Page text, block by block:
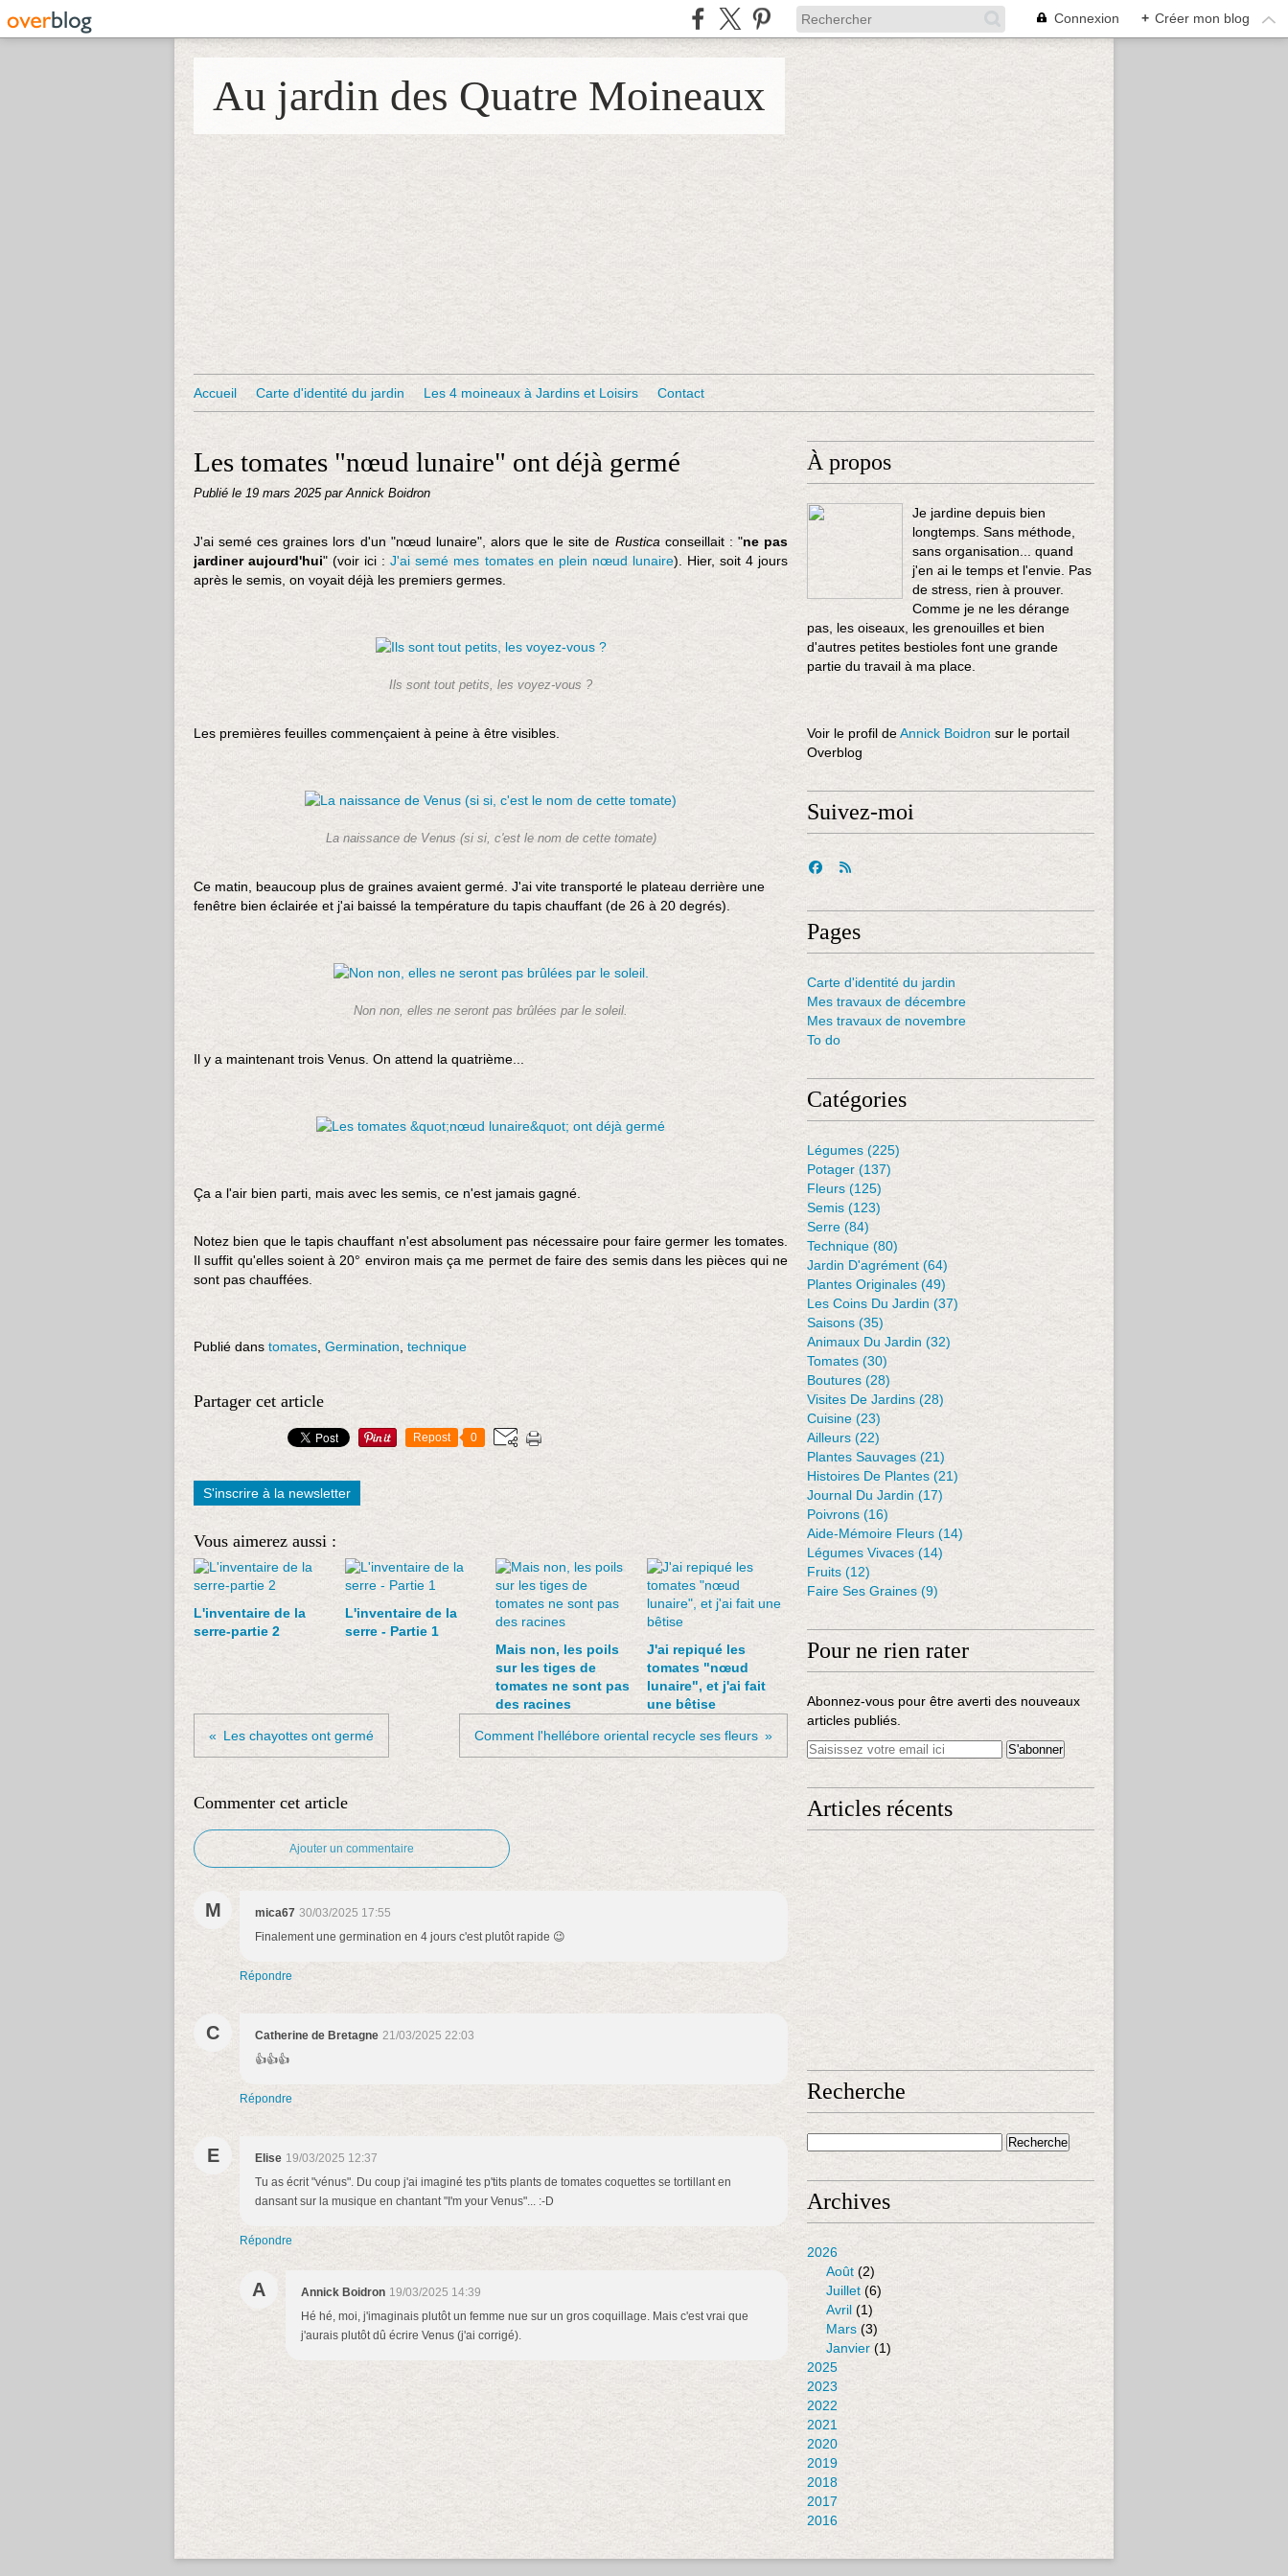
Connexion + Créer mon blog
Au jardin des Quatre Moineaux
Accueil Carte d'identité du jardin Les 4 moineaux à Jardins et Loisirs Contact
Les tomates "nœud lunaire" ont déjà germé
Publié le 19 mars 2025 par Annick Boidron
J'ai semé ces graines lors d'un "nœud lunaire", alors que le site de Rustica conseillait : "ne pas
jardiner aujourd'hui" (voir ici :J'ai semé mes tomates en plein nœud lunaire). Hier, soit 4 jours
après le semis, on voyait déjà les premiers germes.
Ils sont tout petits, les voyez-vous ?
Les premières feuilles commençaient à peine à être visibles.
La naissance de Venus (si si, c'est le nom de cette tomate)
Ce matin, beaucoup plus de graines avaient germé. J'ai vite transporté le plateau derrière une
fenêtre bien éclairée et j'ai baissé la température du tapis chauffant (de 26 à 20 degrés).
Non non, elles ne seront pas brûlées par le soleil.
Il y a maintenant trois Venus. On attend la quatrième...
Ça a l'air bien parti, mais avec les semis, ce n'est jamais gagné.
Notez bien que le tapis chauffant n'est absolument pas nécessaire pour faire germer les tomates.
Il suffit qu'elles soient à 20° environ mais ça me permet de faire des semis dans les pièces qui ne
sont pas chauffées.
Publié dans tomates Germination technique
Partager cet article
Repost 0
S'inscrire à la newsletter
Vous aimerez aussi :
L'inventaire de la
serre-partie 2
L'inventaire de la
serre - Partie 1
Mais non, les poils
sur les tiges de
tomates ne sont pas
des racines
J'ai repiqué les
tomates "nœud
lunaire", et j'ai fait
une bêtise
Les chayottes ont germé Comment l'hellébore oriental recycle ses fleurs
Commenter cet article
Ajouter un commentaire
M mica67 30/03/2025 17:55
Finalement une germination en 4 jours c'est plutôt rapide 😉
Répondre
C Catherine de Bretagne 21/03/2025 22:03
👍👍👍
Répondre
E Elise 19/03/2025 12:37
Tu as écrit "vénus". Du coup j'ai imaginé tes p'tits plants de tomates coquettes se tortillant en
dansant sur la musique en chantant "I'm your Venus"... :-D
Répondre
A Annick Boidron 19/03/2025 14:39
Hé hé, moi, j'imaginais plutôt un femme nue sur un gros coquillage. Mais c'est vrai que
j'aurais plutôt dû écrire Venus (j'ai corrigé).
À propos
Je jardine depuis bien
longtemps. Sans méthode,
sans organisation... quand
j'en ai le temps et l'envie. Pas
de stress, rien à prouver.
Comme je ne les dérange
pas, les oiseaux, les grenouilles et bien
d'autres petites bestioles font une grande
partie du travail à ma place.
Voir le profil deAnnick Boidron sur le portail
Overblog
Suivez-moi
Pages
Carte d'identité du jardin
Mes travaux de décembre
Mes travaux de novembre
To do
Catégories
Légumes (225)
Potager (137)
Fleurs (125)
Semis (123)
Serre (84)
Technique (80)
Jardin D'agrément (64)
Plantes Originales (49)
Les Coins Du Jardin (37)
Saisons (35)
Animaux Du Jardin (32)
Tomates (30)
Boutures (28)
Visites De Jardins (28)
Cuisine (23)
Ailleurs (22)
Plantes Sauvages (21)
Histoires De Plantes (21)
Journal Du Jardin (17)
Poivrons (16)
Aide-Mémoire Fleurs (14)
Légumes Vivaces(14)
Fruits (12)
Faire Ses Graines (9)
Pour ne rien rater
Abonnez-vous pour être averti des nouveaux
articles publiés.
Articles récents
Recherche
Archives
2026
Août (2)
Juillet (6)
Avril (1)
Mars (3)
Janvier (1)
2025
2023
2022
2021
2020
2019
2018
2017
2016